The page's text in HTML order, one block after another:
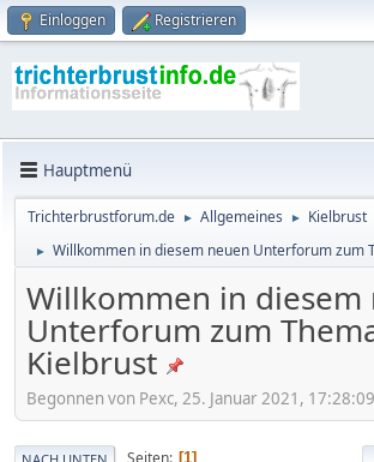
Einloggen Registrieren
Hauptmenü
Trichterbrustforum.de ► Allgemeines ► Kielbrust
► Willkommen in diesem neuen Unterforum zum
Willkommen in diesem
Unterforum zum
Kielbrust
Begonnen von Pexc, 25. Januar 2021, 17:28:09
NACH UNTEN Seiten 1